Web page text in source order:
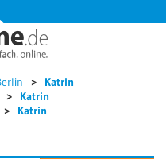
Katrin
Katrin
Katrin